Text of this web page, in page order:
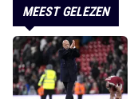
MEEST GELEZEN